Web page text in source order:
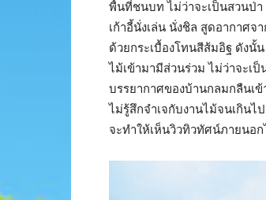
พื้นที่ชนบท ไม่ว่าจะเป็นสวนป่า
เก้าอี้นั่งเล่น นั่งชิล สูดอากาศ
ด้วยกระเบื้องโทนสีส้มอิฐ ดังนั้
ไม้เข้ามามีส่วนร่วม ไม่ว่าจะเ
บรรยากาศของบ้านกลมกลืนเ
ไม่รู้สึกจำเจกับงานไม้จนเกิน
จะทำให้เห็นวิวทิวทัศน์ภายนอ